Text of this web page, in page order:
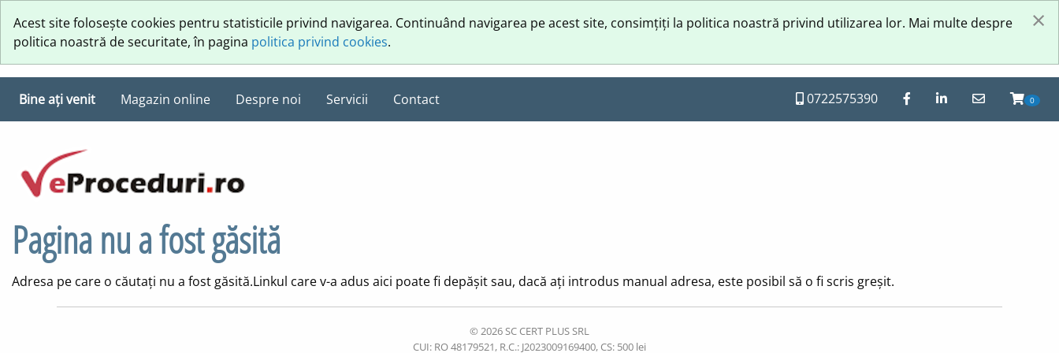
Acest site folosește cookies pentru statisticile privind navigarea. Continuând navigarea pe acest site, consimțiți la politica noastră privind utilizarea lor. Mai multe despre
politica noastră de securitate, în pagina politica privind cookies.
×
Bine ați venit Magazin online Despre noi Servicii Contact 0722575390 0
Pagina nu a fost găsită
Adresa pe care o căutați nu a fost găsită.Linkul care v-a adus aici poate fi depășit sau, dacă ați introdus manual adresa, este posibil să o fi scris greșit.
© 2026 SC CERT PLUS SRL
CUI: RO 48179521, R.C.: J2023009169400, CS: 500 lei